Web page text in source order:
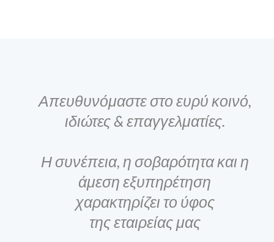
Απευθυνόμαστε στο ευρύ κοινό,
ιδιώτες & επαγγελματίες.
Η συνέπεια, η σοβαρότητα και η
άμεση εξυπηρέτηση
χαρακτηρίζει το ύφος
της εταιρείας μας